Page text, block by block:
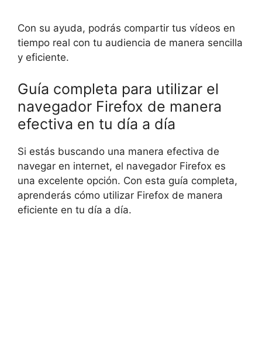
Con su ayuda, podrás compartir tus vídeos en
tiempo real con tu audiencia de manera sencilla
y eficiente.
Guía completa para utilizar el
navegador Firefox de manera
efectiva en tu día a día
Si estás buscando una manera efectiva de
navegar en internet, el navegador Firefox es
una excelente opción. Con esta guía completa,
aprenderás cómo utilizar Firefox de manera
eficiente en tu día a día.